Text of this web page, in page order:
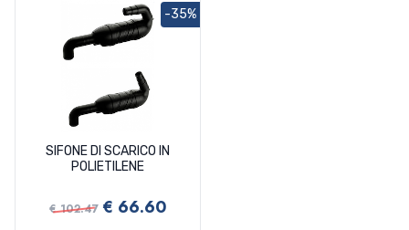
SIFONE DI SCARICO IN
POLIETILENE
€ 102.47 € 66.60
-35%